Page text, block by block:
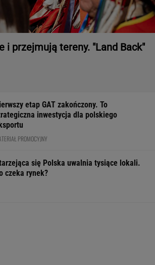
i przejmują tereny. "Land Back"
etap GAT zakończony. To
inwestycja dla polskiego
PROMOCYJNY
się Polska uwalnia tysiące lokali.
czeka rynek?